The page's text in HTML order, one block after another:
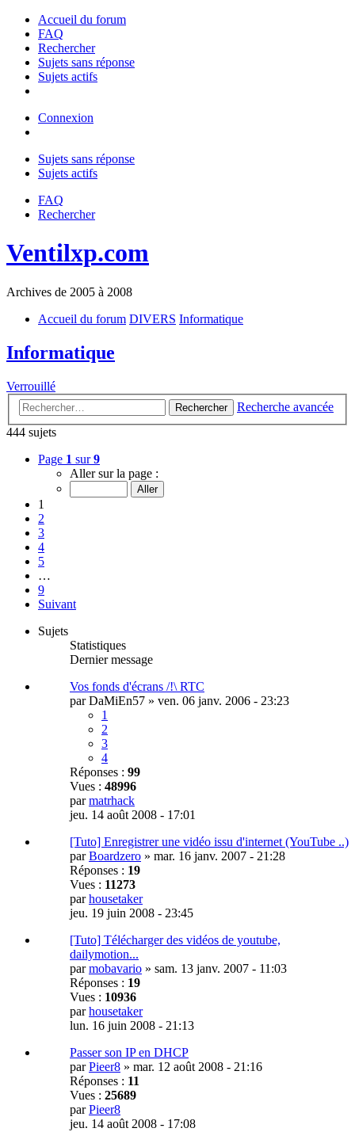
Accueil du forum
FAQ
Rechercher
Sujets sans réponse
Sujets actifs
Connexion
Sujets sans réponse
Sujets actifs
FAQ
Rechercher
Ventilxp.com
Archives de 2005 à 2008
Accueil du forum DIVERS Informatique
Informatique
Verrouillé
Rechercher
Recherche avancée
444 sujets
Page 1 sur9
Aller sur la page :
1
2
3
4
5
…
9
Suivant
Sujets
Statistiques
Dernier message
Vos fonds d'écrans /!\ RTC
parDaMiEn57 » ven. 06 janv. 2006 - 23:23
1
2
3
4
Réponses : 99
Vues : 48996
parmatrhack
jeu. 14 août 2008 - 17:01
[Tuto] Enregistrer une vidéo issu d'internet (YouTube ..)
parBoardzero » mar. 16 janv. 2007 - 21:28
Réponses : 19
Vues : 11273
parhousetaker
jeu. 19 juin 2008 - 23:45
[Tuto] Télécharger des vidéos de youtube,
dailymotion...
parmobavario » sam. 13 janv. 2007 - 11:03
Réponses : 19
Vues : 10936
parhousetaker
lun. 16 juin 2008 - 21:13
Passer son IP en DHCP
parPieer8 » mar. 12 août 2008 - 21:16
Réponses : 11
Vues : 25689
parPieer8
jeu. 14 août 2008 - 17:08